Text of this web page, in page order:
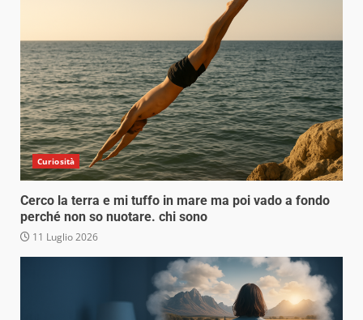
Curiosità
Cerco la terra e mi tuffo in mare ma poi vado a fondo
perché non so nuotare. chi sono
11 Luglio 2026